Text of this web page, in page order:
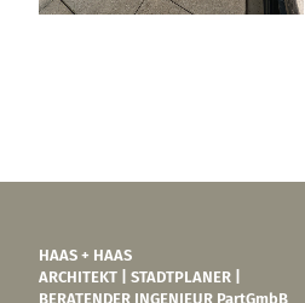
HAAS + HAAS
ARCHITEKT | STADTPLANER |
BERATENDER INGENIEUR PartGmbB